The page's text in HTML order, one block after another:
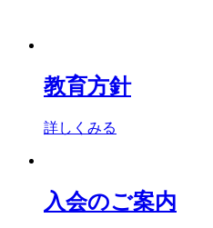
教育方針
詳しくみる
入会のご案内